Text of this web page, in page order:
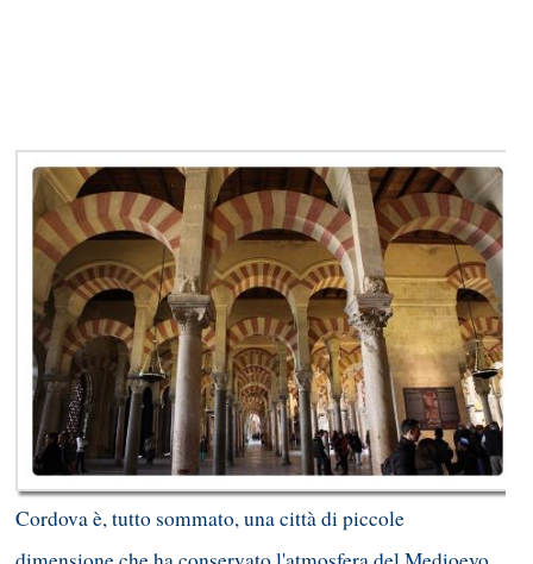
Cordova è, tutto sommato, una città di piccole